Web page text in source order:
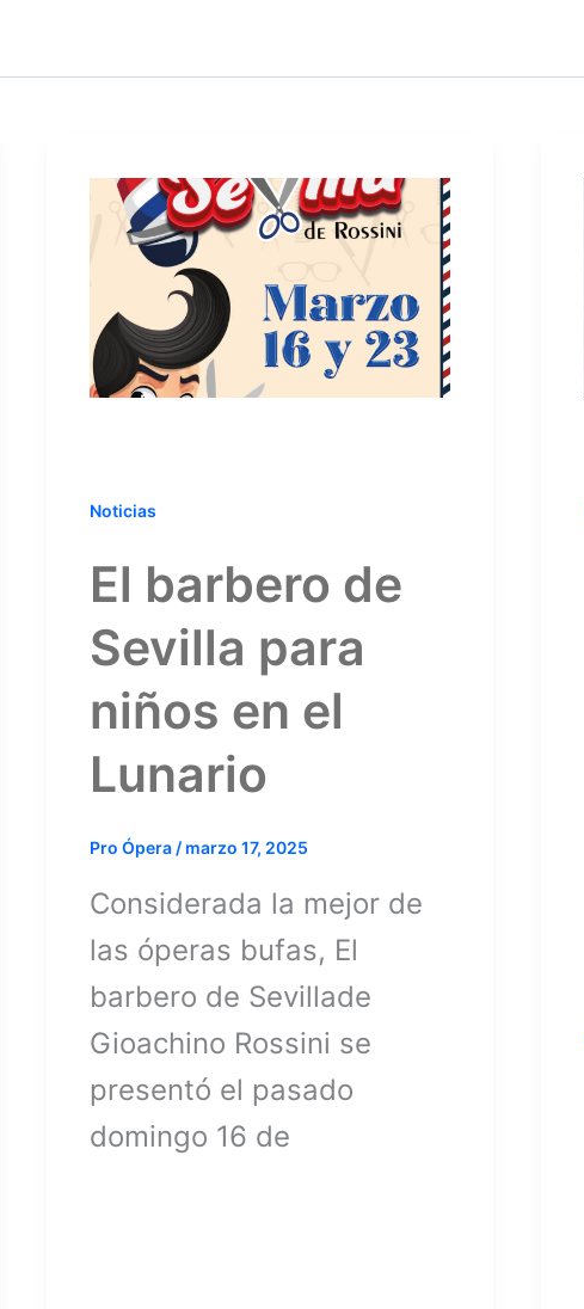
Noticias
El barbero de
Sevilla para
niños en el
Lunario
Pro Ópera / marzo 17, 2025
Considerada la mejor de
las óperas bufas, El
barbero de Sevillade
Gioachino Rossini se
presentó el pasado
domingo 16 de